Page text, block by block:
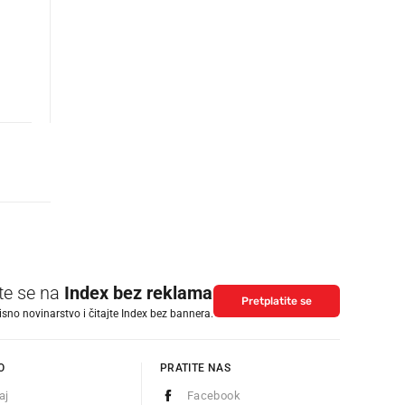
se na Index bez reklama
novinarstvo i čitajte Index bez bannera.
Pretplatite se
PRATITE NAS
Facebook